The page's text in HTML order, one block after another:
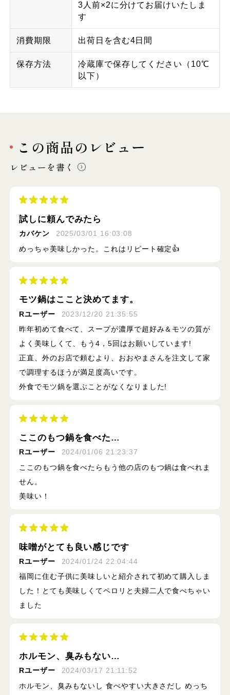
3人前×2に分けてお届けいたしま
す
消費期限 出荷日を含む4日間
保存方法
冷蔵庫で保存してください（10℃
以下）
この商品のレビュー
レビューを書く
試しに頼んでみたら
カバケン
2025/03/01 16:03:08
めっちゃ美味しかった。これはリピート確定👍
モツ鍋はここと決めてます。
Rユーザー
2023/12/20 21:35:55
昨年初めて食べて、スープが濃厚で超好み＆モツの質が
よく美味しくて、もう4，5回はお願いしています!
正直、外のお店で頼むより、おおやまさんを注文して家
で調理するほうが満足度高いです。
外食でモツ鍋を選ぶことがなくなりました!
ここのもつ鍋を食べた…
Rユーザー
2024/01/06 21:23:37
ここのもつ鍋を食べたらもう他の店のもつ鍋は食べれま
せん。
美味い！
味噌がとても良い感じです
Rユーザー
2024/01/24 22:04:44
福岡に住む子供に美味しいと紹介されて初めて購入しま
した！とても美味しくてペロリと夫婦二人で食べちゃい
ました
ホルモン、臭みもない…
Rユーザー
2024/03/17 21:11:52
ホルモン、臭みもないし 食べやすい大きさだし めっち